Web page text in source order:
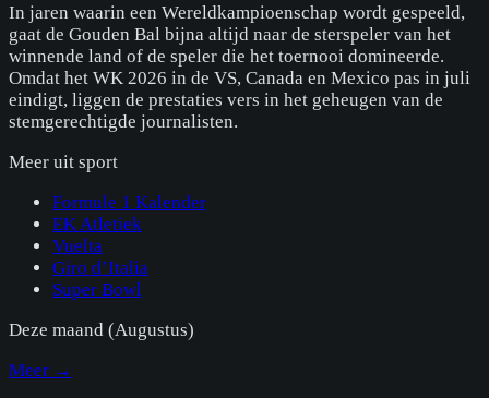
In jaren waarin een Wereldkampioenschap wordt gespeeld,
gaat de Gouden Bal bijna altijd naar de sterspeler van het
winnende land of de speler die het toernooi domineerde.
Omdat het WK 2026 in de VS, Canada en Mexico pas in juli
eindigt, liggen de prestaties vers in het geheugen van de
stemgerechtigde journalisten.
Meer uit sport
Formule 1 Kalender
EK Atletiek
Vuelta
Giro d’Italia
Super Bowl
Deze maand (Augustus)
Meer →